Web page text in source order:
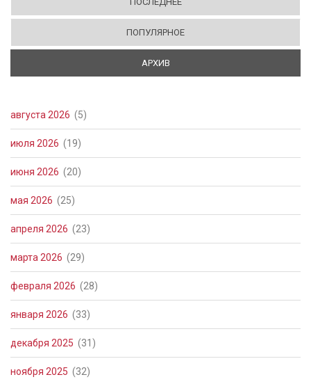
ПОПУЛЯРНОЕ
АРХИВ
августа 2026 (5)
июля 2026 (19)
июня 2026 (20)
мая 2026 (25)
апреля 2026 (23)
марта 2026 (29)
февраля 2026 (28)
января 2026 (33)
декабря 2025 (31)
ноября 2025 (32)